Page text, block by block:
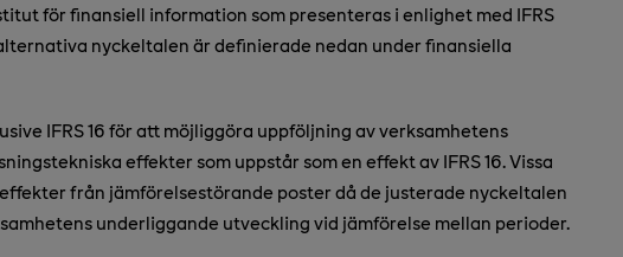
för finansiell information som presenteras i enlighet med IFRS
nyckeltalen är definierade nedan under finansiella
IFRS 16 för att möjliggöra uppföljning av verksamhetens
effekter som uppstår som en effekt av IFRS 16. Vissa
från jämförelsestörande poster då de justerade nyckeltalen
underliggande utveckling vid jämförelse mellan perioder.